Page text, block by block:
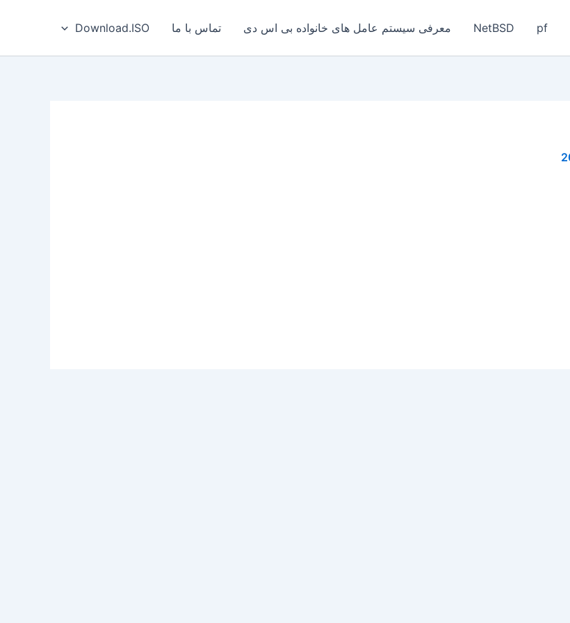
pf
NetBSD معرفی سیستم عامل های خانواده بی‌ اس‌ دی تماس با ما Download.ISO